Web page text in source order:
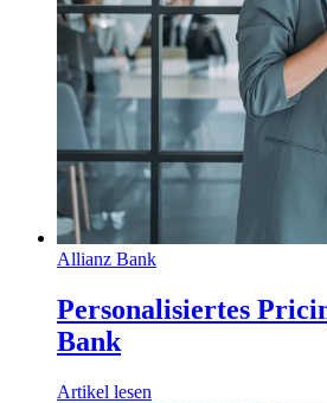
Allianz Bank
Personalisiertes
Bank
Artikel lesen